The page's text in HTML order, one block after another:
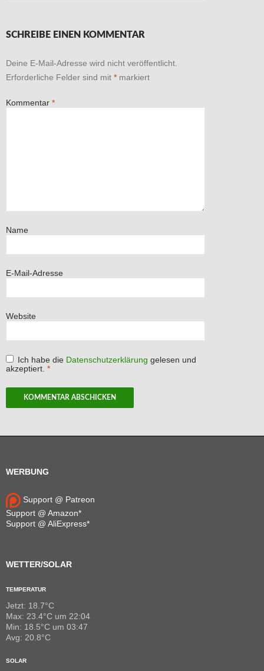
SCHREIBE EINEN KOMMENTAR
Deine E-Mail-Adresse wird nicht veröffentlicht.
Erforderliche Felder sind mit * markiert
Kommentar *
Name
E-Mail-Adresse
Website
Ich habe die Datenschutzerklärung gelesen und
akzeptiert. *
WERBUNG
Support @ Patreon
Support @ Amazon*
Support @ AliExpress*
WETTER/SOLAR
TEMPERATUR
Jetzt: 18.7°C
Max: 23.4°C um 22:04
Min: 18.5°C um 03:47
Avg: 20.8°C
SOLAR